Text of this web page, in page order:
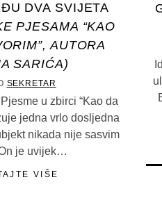
DVA SVIJETA
PJESAMA “KAO
AUTORA
SARIĆA)
SEKRETAR
u zbirci “Kao da
jedna vrlo dosljedna
nikada nije sasvim
On je uvijek…
VIŠE